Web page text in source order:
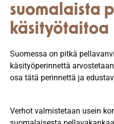
suomalaista
käsityötaitoa
Suomessa on pitkä
käsityöperinnettä
osa tätä perinnettä ja
Verhot valmistetaan usein